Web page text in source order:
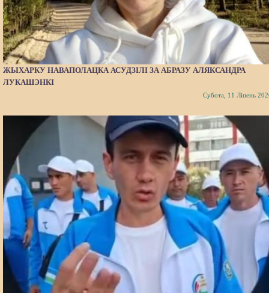
ЖЫХАРКУ НАВАПОЛАЦКА АСУДЗІЛІ ЗА АБРАЗУ АЛЯКСАНДРА
ЛУКАШЭНКІ
Субота, 11 Ліпень